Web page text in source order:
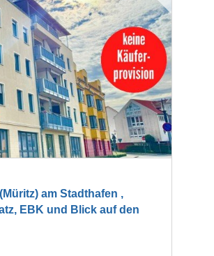
am Stadthafen ,
EBK und Blick auf den